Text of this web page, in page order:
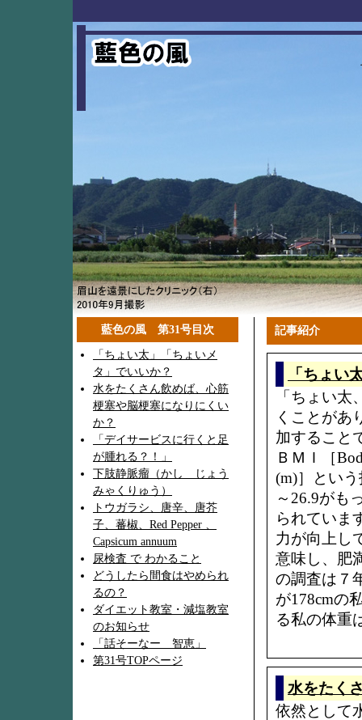
藍色の風 第31号目次
「ちょい太」「ちょいメ
タ」でいいか？
水をたくさん飲めば、心筋
梗塞や脳梗塞になりにくい
か？
「デイサービスに行くと足
が腫れる？！」
下肢静脈瘤（かし じょう
みゃくりゅう）
トウガラシ、唐辛、唐芥
子、蕃椒、Red Pepper 、
Capsicum annuum
尿検査 で わかること
どうしたら間食はやめられ
るの？
ダイエット教室・減塩教室
のお知らせ
「話そーなー 智恵」
第31号TOPページ
記事紹介
「ちょい
「ちょい
くことがあ
加すること
ＢＭＩ［
(m)］とい
～26.9がも
られていま
力が向上し
意味し、肥
の調査は７
が178cmの
る私の体重
水をたく
依然として